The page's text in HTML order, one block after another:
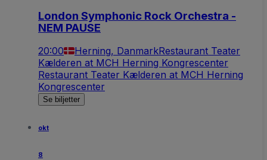
London Symphonic Rock Orchestra -
NEM PAUSE
20:00 Herning, DanmarkRestaurant Teater
Kælderen at MCH Herning Kongrescenter
Restaurant Teater Kælderen at MCH Herning
Kongrescenter
Se biljetter
okt
8